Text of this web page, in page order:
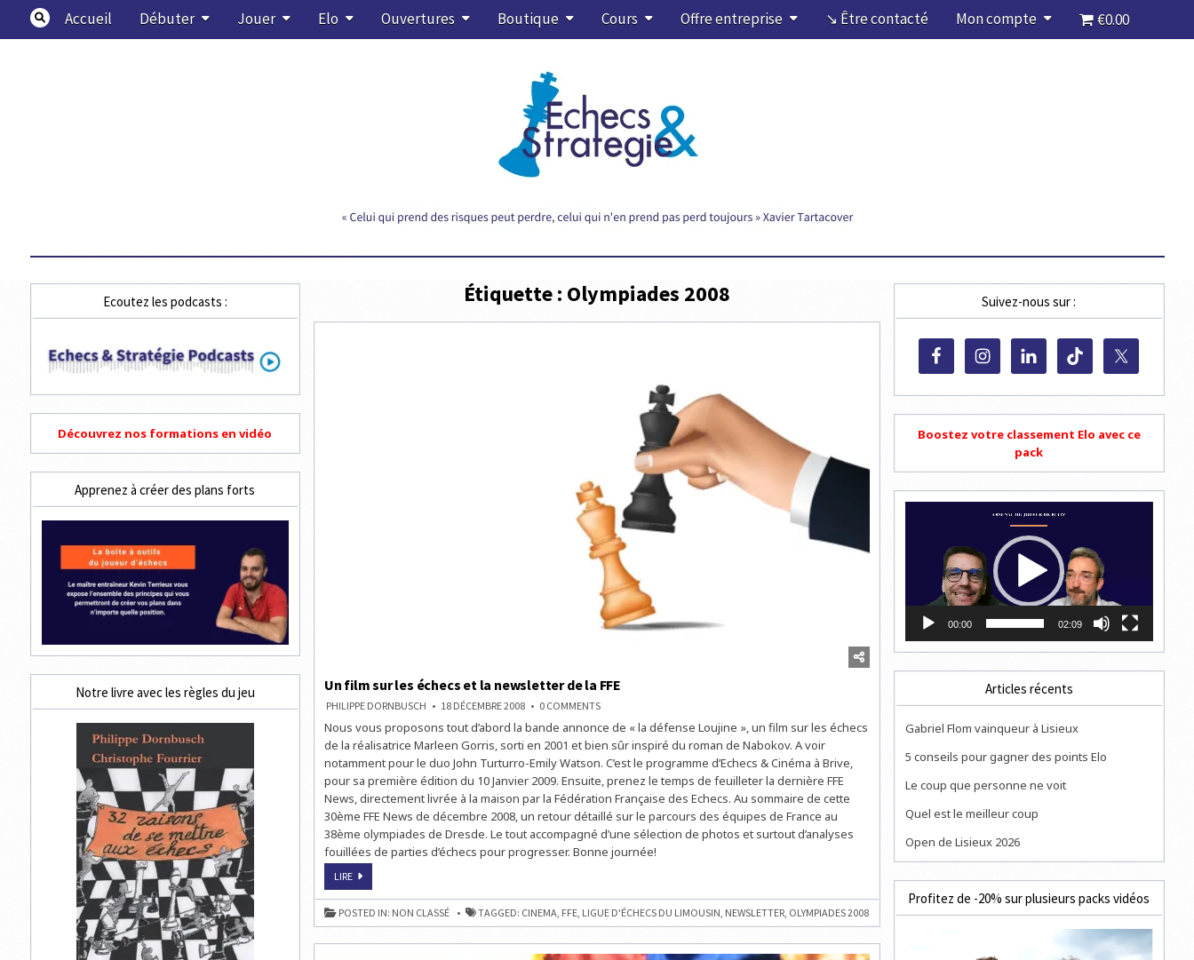
content
Accueil Débuter Jouer Elo Ouvertures Boutique Cours Offre entreprise ↘ Être contacté Mon compte €0.00
Étiquette : Olympiades 2008
Un film sur les échecs et la newsletter de la FFE
PHILIPPE DORNBUSCH 18 DÉCEMBRE 2008 0 COMMENTSON
FILM
SUR
LES
ÉCHECS
ET
LA
NEWSLETTER
DE
LA
FFE
Nous vous proposons tout d’abord la bande annonce de « la défense Loujine », un film sur les échecs
de la réalisatrice Marleen Gorris, sorti en 2001 et bien sûr inspiré du roman de Nabokov. A voir
notamment pour le duo John Turturro-Emily Watson. C’est le programme d’Echecs & Cinéma à Brive,
pour sa première édition du 10 Janvier 2009. Ensuite, prenez le temps de feuilleter la dernière FFE
News, directement livrée à la maison par la Fédération Française des Echecs. Au sommaire de cette
30ème FFE News de décembre 2008, un retour détaillé sur le parcours des équipes de France au
38ème olympiades de Dresde. Le tout accompagné d’une sélection de photos et surtout d’analyses
fouillées de parties d’échecs pour progresser. Bonne journée!
LIREUN
SUR
LES
ÉCHECS
ET
POSTED IN: NON CLASSÉ TAGGED: CINEMA FFE, LIGUE D'ÉCHECS DU LIMOUSIN NEWSLETTER, OLYMPIADES 2008
Ecoutez les podcasts :
Découvrez nos formations en vidéo
Apprenez à créer des plans forts
Notre livre avec les règles du jeu
Suivez-nous sur :
Boostez votre classement Elo avec ce
pack
00:00 02:09
Articles récents
Gabriel Flom vainqueur à Lisieux
5 conseils pour gagner des points Elo
Le coup que personne ne voit
Quel est le meilleur coup
Open de Lisieux 2026
Profitez de -20% sur plusieurs packs vidéos